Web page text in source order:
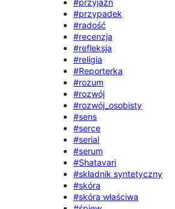
#przypadek
#radość
#recenzja
#refleksja
#religia
#Reporterka
#rozum
#rozwój
#rozwój_osobisty
#sens
#serce
#serial
#serum
#Shatavari
#składnik syntetyczny
#skóra
#skóra właściwa